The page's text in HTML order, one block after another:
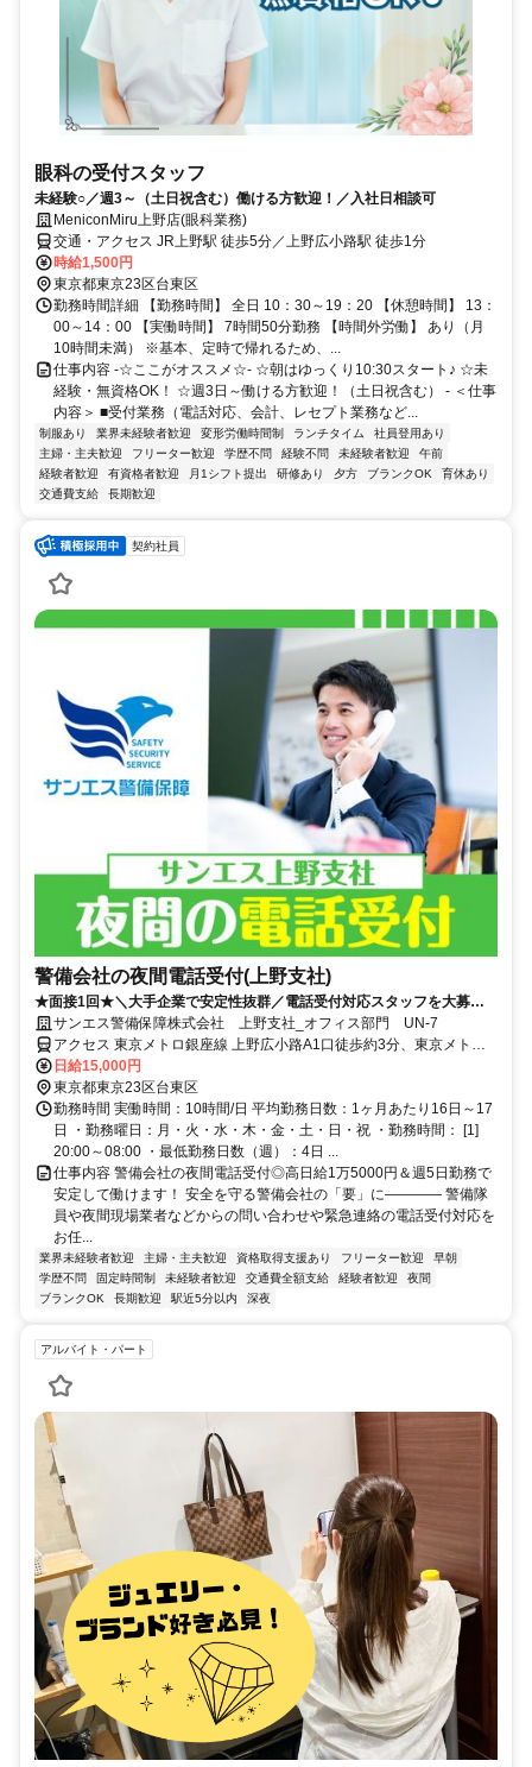
眼科の受付スタッフ
未経験○／週3～（土日祝含む）働ける方歓迎！／入社日相談可
MeniconMiru上野店(眼科業務)
交通・アクセス JR上野駅 徒歩5分／上野広小路駅 徒歩1分
時給1,500円
東京都東京23区台東区
勤務時間詳細 【勤務時間】 全日 10：30～19：20 【休憩時間】 13：
00～14：00 【実働時間】 7時間50分勤務 【時間外労働】 あり（月
10時間未満） ※基本、定時で帰れるため、...
仕事内容 -☆ここがオススメ☆- ☆朝はゆっくり10:30スタート♪ ☆未
経験・無資格OK！ ☆週3日～働ける方歓迎！（土日祝含む） - ＜仕事
内容＞ ■受付業務（電話対応、会計、レセプト業務など...
制服あり 業界未経験者歓迎 変形労働時間制 ランチタイム
社員登用あり
主婦・主夫歓迎
フリーター歓迎 学歴不問 経験不問 未経験者歓迎
午前
経験者歓迎
有資格者歓迎 月1シフト提出 研修あり 夕方 ブランクOK
育休あり
交通費支給
長期歓迎
契約社員
警備会社の夜間電話受付(上野支社)
★面接1回★＼大手企業で安定性抜群／電話受付対応スタッフを大募
集！夜間の落ち着いた時間帯です♪高日給1万5000円で安定収入GET◎
サンエス警備保障株式会社 上野支社_オフィス部門 UN-7
アクセス 東京メトロ銀座線 上野広小路A1口徒歩約3分、東京メトロ
千代田線/ＪＲ常磐線 湯島6番口徒歩約4分、ＪＲ京浜東北線 御徒町南
口徒歩約4分 JR「御徒町駅」南口より徒歩4分、「上野広小路駅」A2
出口より徒歩3分、「上野御徒町駅」A2出口より徒歩3分、「湯島
駅」6番出口より徒歩3分 ★複数の駅から好アクセス♪
日給15,000円
東京都東京23区台東区
勤務時間 実働時間：10時間/日 平均勤務日数：1ヶ月あたり16日～17
日 ・勤務曜日：月・火・水・木・金・土・日・祝 ・勤務時間： [1]
20:00～08:00 ・最低勤務日数（週）：4日 ...
仕事内容 警備会社の夜間電話受付◎高日給1万5000円＆週5日勤務で
安定して働けます！ 安全を守る警備会社の「要」に―――― 警備隊
員や夜間現場業者などからの問い合わせや緊急連絡の電話受付対応を
お任...
業界未経験者歓迎 主婦・主夫歓迎 資格取得支援あり フリーター歓迎
早朝
学歴不問
固定時間制 未経験者歓迎 交通費全額支給 経験者歓迎
夜間
ブランクOK
長期歓迎 駅近5分以内 深夜
アルバイト・パート